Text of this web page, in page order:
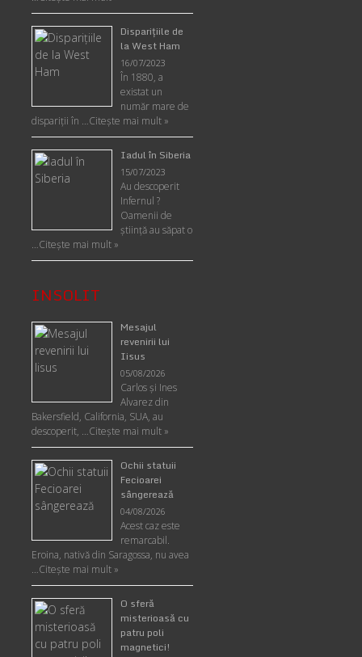
Disparițiile de
la West Ham
16/07/2023
În 1880, a
existat un
număr mare de
dispariții în …Citește mai mult »
Iadul în Siberia
15/07/2023
Au descoperit
Infernul ?
Oamenii de
ştiinţă au săpat o
…Citește mai mult »
INSOLIT
Mesajul
revenirii lui
Iisus
05/08/2026
Carlos şi Ines
Alvarez din
Bakersfield, California, SUA, au
descoperit, …Citeşte mai mult »
Ochii statuii
Fecioarei
sângerează
04/08/2026
Acest caz este
remarcabil.
Eroina, nativă din Saragossa, nu avea
…Citeşte mai mult »
O sferă
misterioasă cu
patru poli
magnetici!